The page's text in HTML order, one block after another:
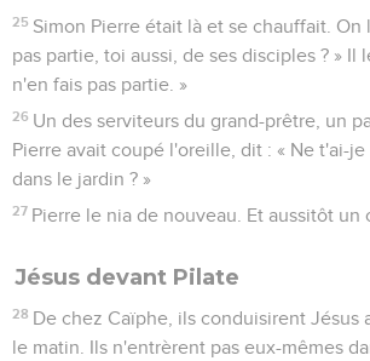
25 Simon Pierre était là et se chauffait. On
pas partie, toi aussi, de ses disciples ? » Il
n'en fais pas partie. »
26 Un des serviteurs du grand-prêtre, un
Pierre avait coupé l'oreille, dit : « Ne t'ai-je
dans le jardin ? »
27 Pierre le nia de nouveau. Et aussitôt un
Jésus devant Pilate
28 De chez Caïphe, ils conduisirent Jésus
le matin. Ils n'entrèrent pas eux-mêmes